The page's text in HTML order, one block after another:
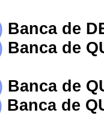
Banca de
Banca de
Banca de
Banca de